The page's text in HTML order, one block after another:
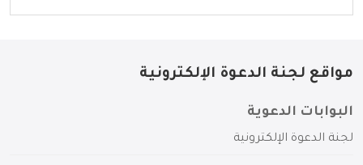
مواقع لجنة الدعوة الإلكترونية
البوابات الدعوية
لجنة الدعوة الإلكترونية